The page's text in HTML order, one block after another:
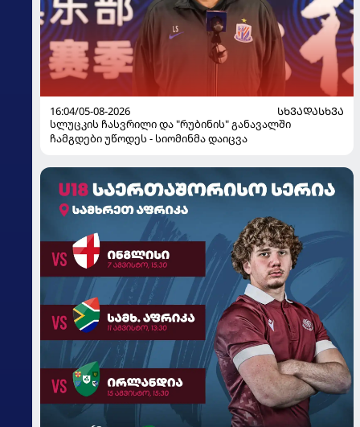
16:04/05-08-2026
ᲡᲮᲕᲐᲓᲐᲡᲮᲕᲐ
სლუცკის ჩასვრილი და "რუბინის" განავალში
ჩამგდები უწოდეს - სიომინმა დაიცვა